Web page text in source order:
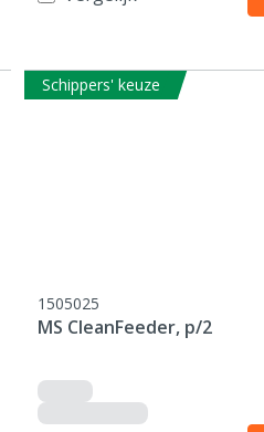
Schippers' keuze
1505025
MS CleanFeeder, p/2